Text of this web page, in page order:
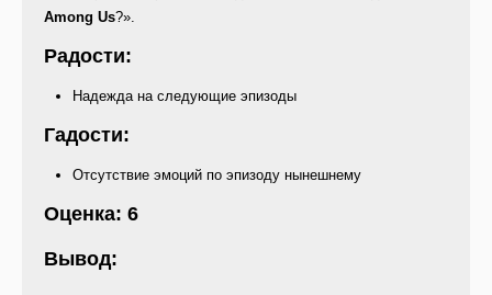
Among Us?».
Радости:
Надежда на следующие эпизоды
Гадости:
Отсутствие эмоций по эпизоду нынешнему
Оценка: 6
Вывод: